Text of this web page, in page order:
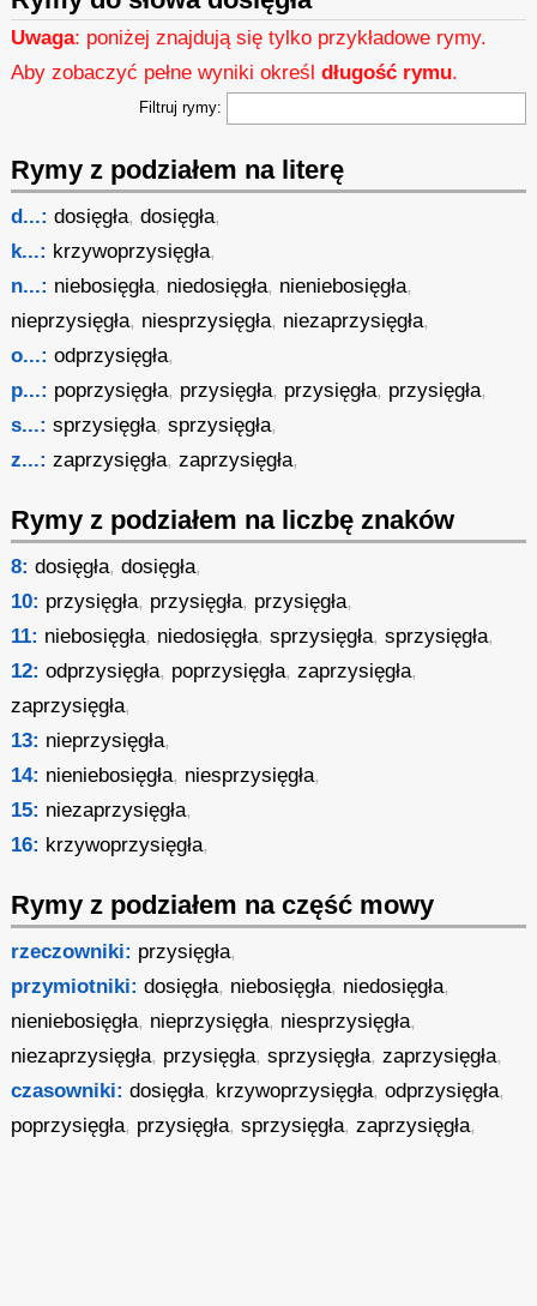
Uwaga: poniżej znajdują się tylko przykładowe rymy.
Aby zobaczyć pełne wyniki określdługość rymu.
Filtruj rymy:
Rymy z podziałem na literę
d...: dosięgła,dosięgła,
k...: krzywoprzysięgła,
n...: niebosięgła, niedosięgła, nieniebosięgła,
nieprzysięgła, niesprzysięgła, niezaprzysięgła,
o...: odprzysięgła,
p...: poprzysięgła, przysięgła, przysięgła, przysięgła,
s...: sprzysięgła,sprzysięgła,
z...: zaprzysięgła,zaprzysięgła,
Rymy z podziałem na liczbę znaków
8: dosięgła,dosięgła,
10: przysięgła, przysięgła, przysięgła,
11: niebosięgła, niedosięgła,sprzysięgła,sprzysięgła,
12: odprzysięgła, poprzysięgła,zaprzysięgła,
zaprzysięgła,
13: nieprzysięgła,
14: nieniebosięgła, niesprzysięgła,
15: niezaprzysięgła,
16: krzywoprzysięgła,
Rymy z podziałem na część mowy
rzeczowniki: przysięgła,
przymiotniki: dosięgła, niebosięgła, niedosięgła,
nieniebosięgła, nieprzysięgła, niesprzysięgła,
niezaprzysięgła, przysięgła,sprzysięgła,zaprzysięgła,
czasowniki: dosięgła, krzywoprzysięgła,odprzysięgła,
poprzysięgła, przysięgła,sprzysięgła,zaprzysięgła,